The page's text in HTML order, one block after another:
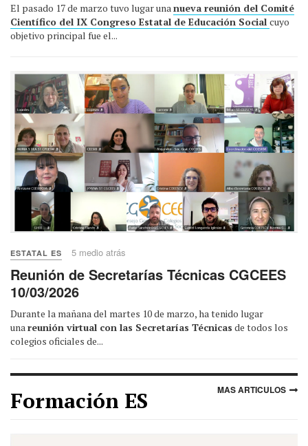
El pasado 17 de marzo tuvo lugar unanueva reunión del Comité
Científico del IX Congreso Estatal de Educación Social cuyo
objetivo principal fue el...
ESTATAL ES 5 medio atrás
Reunión de Secretarías Técnicas CGCEES
10/03/2026
Durante la mañana del martes 10 de marzo, ha tenido lugar
unareunión virtual con las Secretarías Técnicas de todos los
colegios oficiales de...
Formación ES MAS ARTICULOS